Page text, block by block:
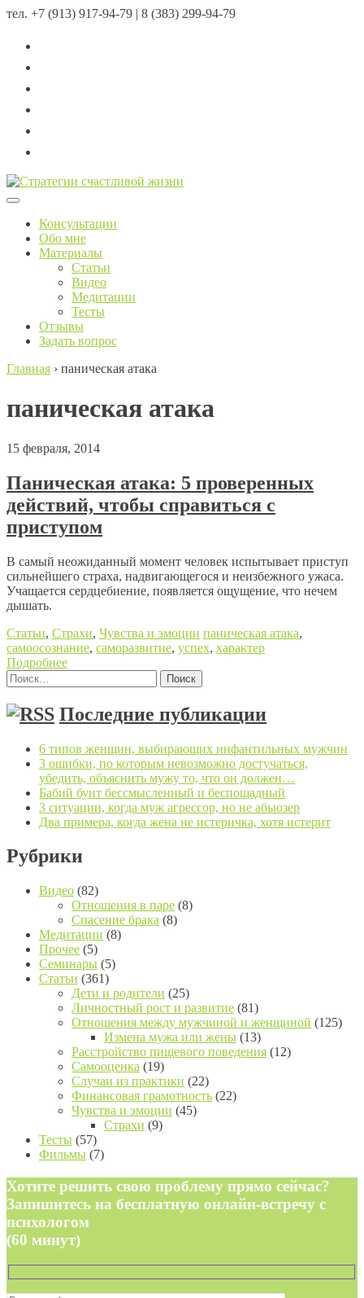
тел. +7 (913) 917-94-79 | 8 (383) 299-94-79
Menu
Консультации
Обо мне
Материалы
Статьи
Видео
Медитации
Тесты
Отзывы
Задать вопрос
Главная › паническая атака
паническая атака
15 февраля, 2014
Паническая атака: 5 проверенных
действий, чтобы справиться с
приступом
В самый неожиданный момент человек испытывает приступ
сильнейшего страха, надвигающегося и неизбежного ужаса.
Учащается сердцебиение, появляется ощущение, что нечем
дышать.
Статьи, Страхи, Чувства и эмоции паническая атака,
самоосознание, саморазвитие, успех, характер
Подробнее
Найти:
Последние публикации
6 типов женщин, выбирающих инфантильных мужчин
3 ошибки, по которым невозможно достучаться,
убедить, объяснить мужу то, что он должен…
Бабий бунт бессмысленный и беспощадный
3 ситуации, когда муж агрессор, но не абьюзер
Два примера, когда жена не истеричка, хотя истерит
Рубрики
Видео (82)
Отношения в паре (8)
Спасение брака (8)
Медитации (8)
Прочее (5)
Семинары (5)
Статьи (361)
Дети и родители (25)
Личностный рост и развитие (81)
Отношения между мужчиной и женщиной (125)
Измена мужа или жены (13)
Расстройство пищевого поведения (12)
Самооценка (19)
Случаи из практики (22)
Финансовая грамотность (22)
Чувства и эмоции (45)
Страхи (9)
Тесты (57)
Фильмы (7)
Хотите решить свою проблему прямо сейчас?
Запишитесь на бесплатную онлайн-встречу с
психологом
(60 минут)